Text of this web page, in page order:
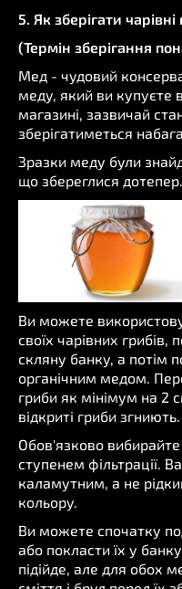
5. Як зберігати
(Термін зберігання
Мед - чудовий
меду, який ви купуєте
магазині, зазвичай
зберігатиметься
Зразки меду були
що збереглися дотепер.
Ви можете
своїх чарівних
скляну банку, а потім
органічним медом.
гриби як мінімум на 2
відкриті гриби згниють.
Обов'язково
ступенем фільтрації.
каламутним, а не
кольору.
Ви можете спочатку
або покласти їх у
підійде, але для обох